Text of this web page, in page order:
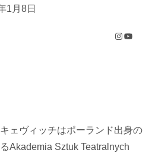
1月8日
Instagram YouTube
ェヴィッチはポーランド出身の
Akademia Sztuk Teatralnych